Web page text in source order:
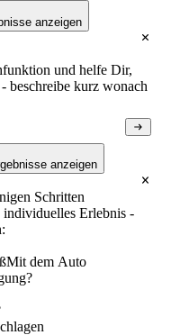
anzeigen
und helfe Dir,
beschreibe kurz wonach
anzeigen
Schritten
Erlebnis -
Mit dem Auto